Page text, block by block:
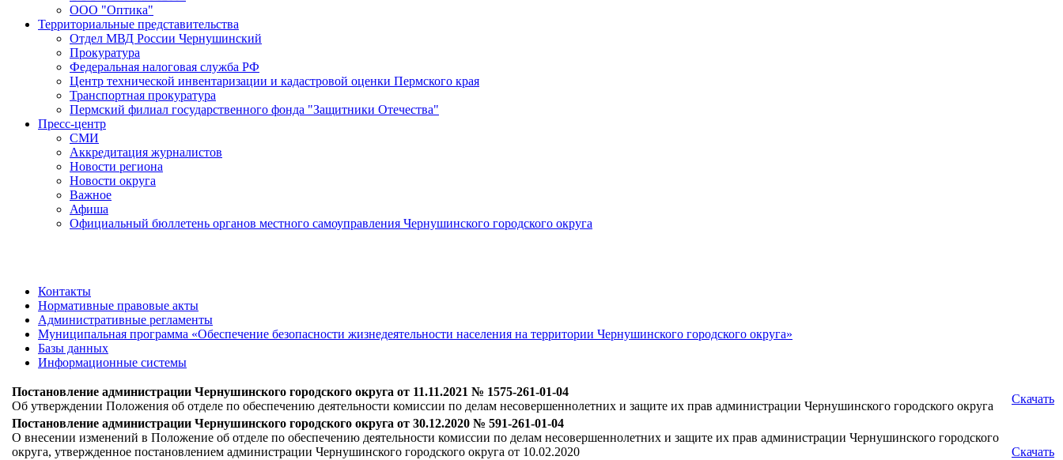
ООО "Оптика"
Территориальные представительства
Отдел МВД России Чернушинский
Прокуратура
Федеральная налоговая служба РФ
Центр технической инвентаризации и кадастровой оценки Пермского края
Транспортная прокуратура
Пермский филиал государственного фонда "Защитники Отечества"
Пресс-центр
СМИ
Аккредитация журналистов
Новости региона
Новости округа
Важное
Афиша
Официальный бюллетень органов местного самоуправления Чернушинского городского округа
Контакты
Нормативные правовые акты
Административные регламенты
Муниципальная программа «Обеспечение безопасности жизнедеятельности населения на территории Чернушинского городского округа»
Базы данных
Информационные системы
Постановление администрации Чернушинского городского округа от 11.11.2021 № 1575-261-01-04
Об утверждении Положения об отделе по обеспечению деятельности комиссии по делам несовершеннолетних и защите их прав администрации Чернушинского городского округа
Скачать
Постановление администрации Чернушинского городского округа от 30.12.2020 № 591-261-01-04
О внесении изменений в Положение об отделе по обеспечению деятельности комиссии по делам несовершеннолетних и защите их прав администрации Чернушинского городского
округа, утвержденное постановлением администрации Чернушинского городского округа от 10.02.2020
Скачать